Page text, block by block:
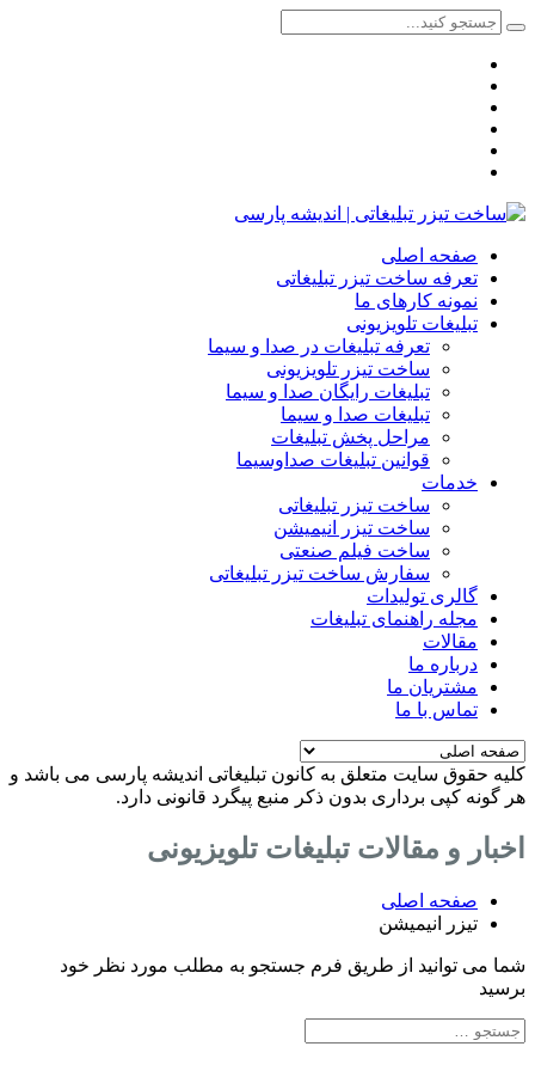
صفحه اصلی
تعرفه ساخت تیزر تبلیغاتی
نمونه کارهای ما
تبلیغات تلویزیونی
تعرفه تبلیغات در صدا و سیما
ساخت تیزر تلویزیونی
تبلیغات رایگان صدا و سیما
تبلیغات صدا و سیما
مراحل پخش تبلیغات
قوانین تبلیغات صداوسیما
خدمات
ساخت تیزر تبلیغاتی
ساخت تیزر انیمیشن
ساخت فیلم صنعتی
سفارش ساخت تیزر تبلیغاتی
گالری تولیدات
مجله راهنمای تبلیغات
مقالات
درباره ما
مشتریان ما
تماس با ما
کلیه حقوق سایت متعلق به کانون تبلیغاتی اندیشه پارسی می باشد و
هر گونه کپی برداری بدون ذکر منبع پیگرد قانونی دارد.
اخبار و مقالات تبلیغات تلویزیونی
صفحه اصلی
تیزر انیمیشن
شما می توانید از طریق فرم جستجو به مطلب مورد نظر خود
برسید
Search